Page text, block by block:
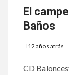
El
Baños
12 años atrás
CD